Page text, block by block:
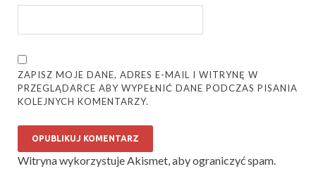
ZAPISZ MOJE DANE, ADRES E-MAIL I WITRYNĘ W
PRZEGLĄDARCE ABY WYPEŁNIĆ DANE PODCZAS PISANIA
KOLEJNYCH KOMENTARZY.
Witryna wykorzystuje Akismet, aby ograniczyć spam.